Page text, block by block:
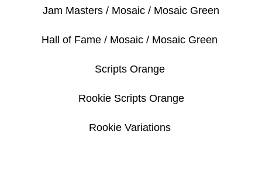
Jam Masters / Mosaic / Mosaic Green
Hall of Fame / Mosaic / Mosaic Green
Scripts Orange
Rookie Scripts Orange
Rookie Variations